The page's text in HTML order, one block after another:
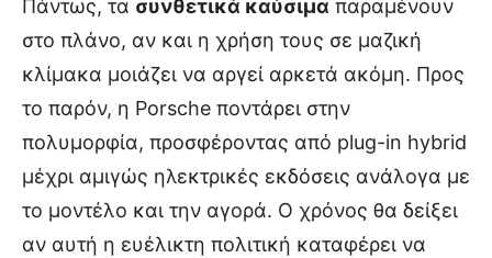
Πάντως, τα συνθετικά καύσιμα παραμένουν
στο πλάνο, αν και η χρήση τους σε μαζική
κλίμακα μοιάζει να αργεί αρκετά ακόμη. Προς
το παρόν, η Porsche ποντάρει στην
πολυμορφία, προσφέροντας από plug-in hybrid
μέχρι αμιγώς ηλεκτρικές εκδόσεις ανάλογα με
το μοντέλο και την αγορά. Ο χρόνος θα δείξει
αν αυτή η ευέλικτη πολιτική καταφέρει να